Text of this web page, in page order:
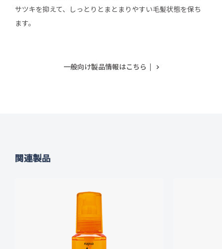
サツキを抑えて、しっとりとまとまりやすい毛髪状態を保ち
ます。
一般向け製品情報はこちら
関連製品